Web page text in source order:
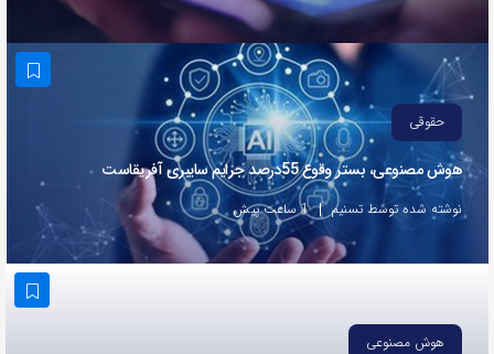
می‌توانید
این
صفحه
دوستان
خود
اشتراک
حقوقی
هوش مصنوعی، بستر وقوع 55درصد جرایم سایبری آفریقاست
نوشته شده توسط تسنیم 1 ساعت پیش
هوش مصنوعی